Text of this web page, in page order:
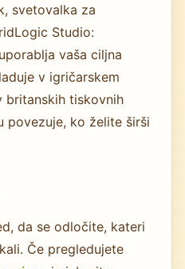
svetovalka za
Studio:
vaša ciljna
v igričarskem
britanskih tiskovnih
povezuje, ko želite širši
da se odločite, kateri
Če pregledujete